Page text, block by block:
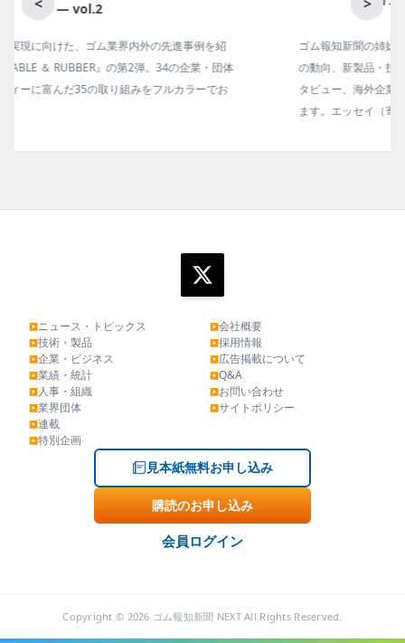
ゴム報知新聞の姉妹誌。ゴム・エラストマー製品・市場分野別
の動向、新製品・技術、原材料動向、設備・機械の紹介、イン
タビュー、海外企業情報、統計などをコンパクトに掲載してい
▶ニュース・トピックス
▶技術・製品
▶企業・ビジネス
▶業績・統計
▶人事・組織
▶業界団体
▶連載
▶特別企画
▶会社概要
▶採用情報
▶広告掲載について
▶Q&A
▶お問い合わせ
▶サイトポリシー
見本紙無料お申し込み
購読のお申し込み
会員ログイン
Copyright © 2026 ゴム報知新聞 NEXT All Rights Reserved.